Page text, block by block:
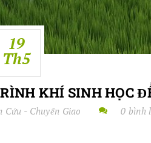
19
Th5
KHÍ SINH HỌC
Cứu - Chuyển Giao 0 bình